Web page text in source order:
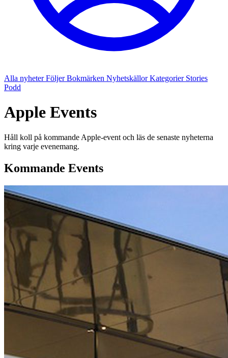
Alla nyheterFöljerBokmärken NyhetskällorKategorier Stories
Podd
Apple Events
Håll koll på kommande Apple-event och läs de senaste nyheterna
kring varje evenemang.
Kommande Events